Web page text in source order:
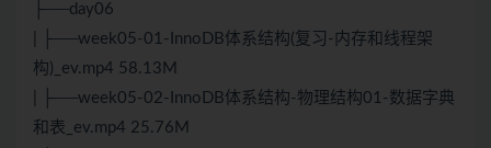
├──day06
| ├──week05-01-InnoDB体系结构(复习-内存和线程架
构)_ev.mp4 58.13M
| ├──week05-02-InnoDB体系结构-物理结构01-数据字典
和表_ev.mp4 25.76M